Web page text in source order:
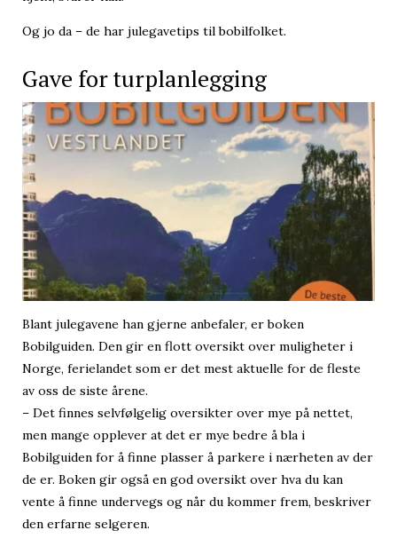
Og jo da – de har julegavetips til bobilfolket.
Gave for turplanlegging
Blant julegavene han gjerne anbefaler, er boken
Bobilguiden. Den gir en flott oversikt over muligheter i
Norge, ferielandet som er det mest aktuelle for de fleste
av oss de siste årene.
– Det finnes selvfølgelig oversikter over mye på nettet,
men mange opplever at det er mye bedre å bla i
Bobilguiden for å finne plasser å parkere i nærheten av der
de er. Boken gir også en god oversikt over hva du kan
vente å finne undervegs og når du kommer frem, beskriver
den erfarne selgeren.